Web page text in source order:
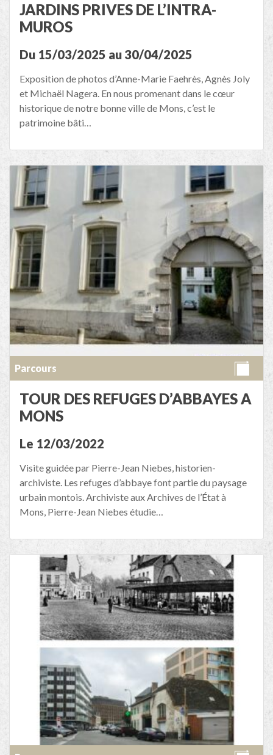
JARDINS PRIVES DE L’INTRA-
MUROS
Du 15/03/2025 au 30/04/2025
Exposition de photos d’Anne-Marie Faehrès, Agnès Joly
et Michaël Nagera. En nous promenant dans le cœur
historique de notre bonne ville de Mons, c’est le
patrimoine bâti…
Parcours
TOUR DES REFUGES D’ABBAYES A
MONS
Le 12/03/2022
Visite guidée par Pierre-Jean Niebes, historien-
archiviste. Les refuges d’abbaye font partie du paysage
urbain montois. Archiviste aux Archives de l’État à
Mons, Pierre-Jean Niebes étudie…